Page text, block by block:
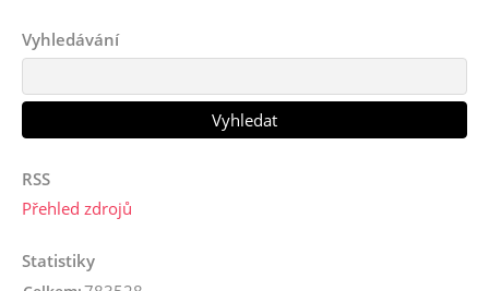
Vyhledávání
RSS
Přehled zdrojů
Statistiky